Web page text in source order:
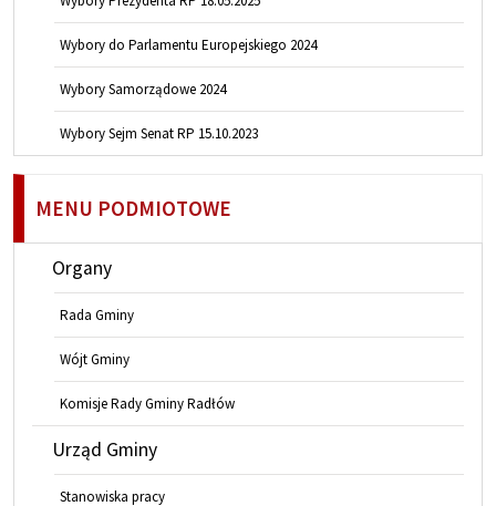
Wybory do Parlamentu Europejskiego 2024
Wybory Samorządowe 2024
Wybory Sejm Senat RP 15.10.2023
MENU PODMIOTOWE
Organy
Rada Gminy
Wójt Gminy
Komisje Rady Gminy Radłów
Urząd Gminy
Stanowiska pracy